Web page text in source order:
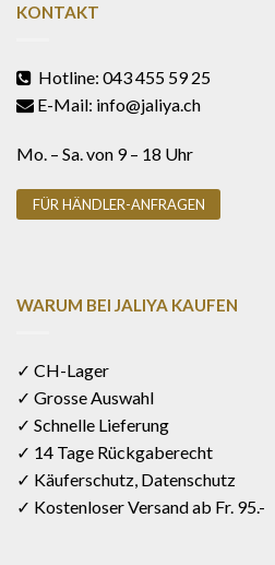
KONTAKT
Hotline: 043 455 59 25
E-Mail: info@jaliya.ch
Mo. – Sa. von 9 – 18 Uhr
FÜR HÄNDLER-ANFRAGEN
WARUM BEI JALIYA KAUFEN
✓ CH-Lager
✓ Grosse Auswahl
✓ Schnelle Lieferung
✓ 14 Tage Rückgaberecht
✓ Käuferschutz, Datenschutz
✓ Kostenloser Versand ab Fr. 95.-